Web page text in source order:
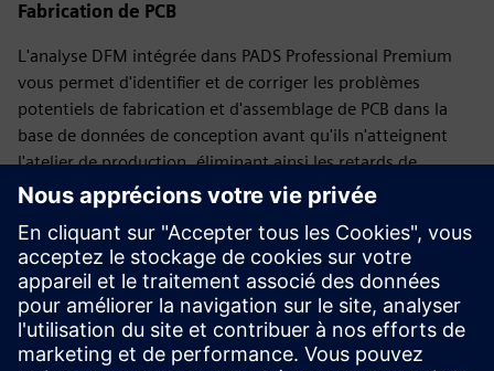
Fabrication de PCB
L'analyse DFM intégrée dans PADS Professional Premium
vous permet d'identifier et de corriger les problèmes
potentiels de fabrication et d'assemblage de PCB dans la
base de données de conception avant qu'ils n'atteignent
l'atelier de production, éliminant ainsi les retards de
fabrication coûteux tout en garantissant les performances
électriques du produit final.
Apprentissage gratuit à la demande
Un portefeuille complet de parcours d'apprentissage pour
la conception schématique, la définition de contraintes, la
mise en page des PCB, et la création et la gestion de